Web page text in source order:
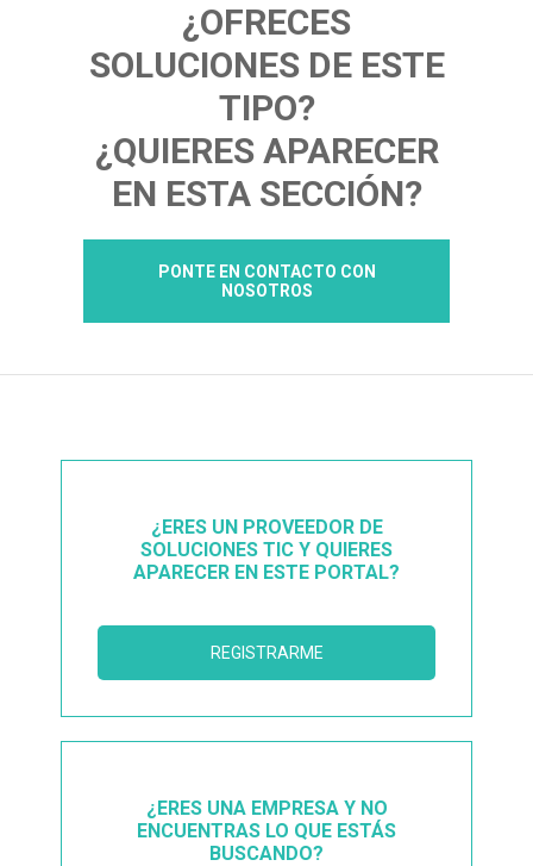
¿OFRECES
SOLUCIONES DE ESTE
TIPO?
¿QUIERES APARECER
EN ESTA SECCIÓN?
PONTE EN CONTACTO CON
NOSOTROS
¿ERES UN PROVEEDOR DE
SOLUCIONES TIC Y QUIERES
APARECER EN ESTE PORTAL?
REGISTRARME
¿ERES UNA EMPRESA Y NO
ENCUENTRAS LO QUE ESTÁS
BUSCANDO?